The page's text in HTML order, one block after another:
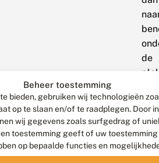
Beheer toestemming
bieden, gebruiken wij technologieën
op te slaan en/of te raadplegen. Door
wij gegevens zoals surfgedrag of
toestemming geeft of uw
op bepaalde functies en
de
hij
de